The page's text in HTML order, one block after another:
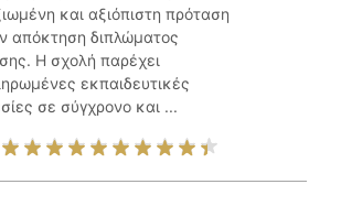
και αξιόπιστη πρόταση
απόκτηση διπλώματος
Η σχολή παρέχει
εκπαιδευτικές
σε σύγχρονο και ...